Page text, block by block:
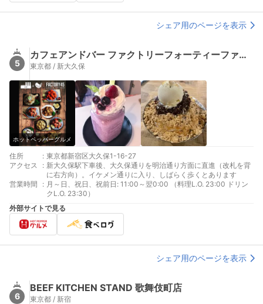
シェア用のページを表示
5
カフェアンドバー ファクトリーフォーティーファイブ（cafe&bar FACTORY45）
東京都 / 新大久保
ホットペッパーグルメ
住所 : 東京都新宿区大久保1-16-27
アクセス
: 新大久保駅下車後、大久保通りを明治通り方面に直進（改札を背
に右方向）。イケメン通りに入り、しばらく歩くとあります
営業時間
: 月～日、祝日、祝前日: 11:00～翌0:00 （料理L.O. 23:00 ドリン
クL.O. 23:30）
外部サイトで見る
シェア用のページを表示
6
BEEF KITCHEN STAND 歌舞伎町店
東京都 / 新宿